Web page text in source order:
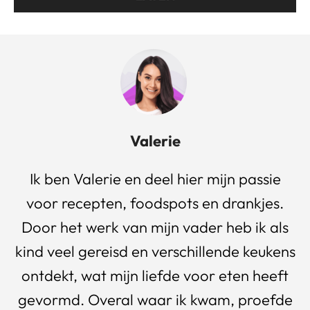
Valerie
Ik ben Valerie en deel hier mijn passie
voor recepten, foodspots en drankjes.
Door het werk van mijn vader heb ik als
kind veel gereisd en verschillende keukens
ontdekt, wat mijn liefde voor eten heeft
gevormd. Overal waar ik kwam, proefde